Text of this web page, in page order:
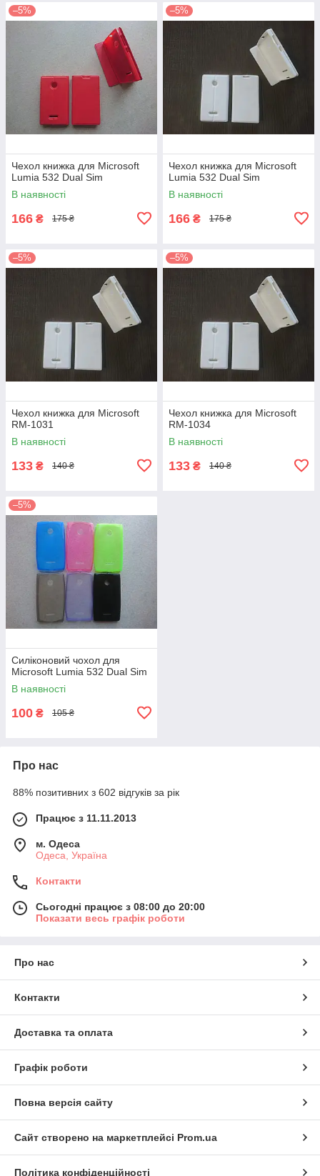
–5%
Чехол книжка для Microsoft
Lumia 532 Dual Sim
В наявності
166 ₴ 175 ₴
–5%
Чехол книжка для Microsoft
Lumia 532 Dual Sim
В наявності
166 ₴ 175 ₴
–5%
Чехол книжка для Microsoft
RM-1031
В наявності
133 ₴ 140 ₴
–5%
Чехол книжка для Microsoft
RM-1034
В наявності
133 ₴ 140 ₴
–5%
Силіконовий чохол для
Microsoft Lumia 532 Dual Sim
В наявності
100 ₴ 105 ₴
Про нас
88% позитивних з 602 відгуків за рік
Працює з 11.11.2013
м. Одеса
Одеса, Україна
Контакти
Сьогодні працює з 08:00 до 20:00
Показати весь графік роботи
Про нас
Контакти
Доставка та оплата
Графік роботи
Повна версія сайту
Сайт створено на маркетплейсі Prom.ua
Політика конфіденційності